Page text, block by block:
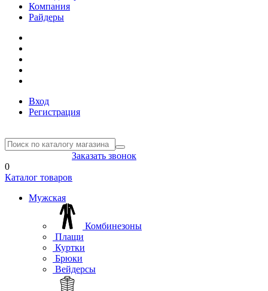
Компания
Райдеры
Вход
Регистрация
Заказать звонок
0
Каталог товаров
Мужская
Комбинезоны
Плащи
Куртки
Брюки
Вейдерсы